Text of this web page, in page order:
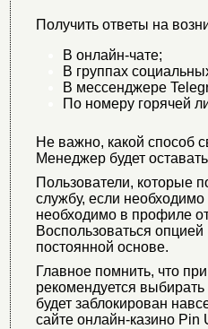
Получить ответы на
В онлайн-чате;
В группах
В мессенджере
По номеру горячей
Не важно, какой способ
Менеджер будет
Пользователи, которые
службу, если
необходимо в профиле
Воспользоваться
постоянной основе.
Главное помнить, что
рекомендуется
будет заблокирован
сайте онлайн-казино Pin